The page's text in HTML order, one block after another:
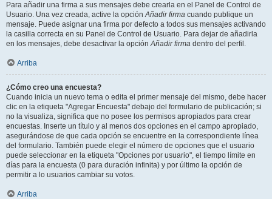
Para añadir una firma a sus mensajes debe crearla en el Panel de Control de
Usuario. Una vez creada, active la opciónAñadir firma cuando publique un
mensaje. Puede asignar una firma por defecto a todos sus mensajes activando
la casilla correcta en su Panel de Control de Usuario. Para dejar de añadirla
en los mensajes, debe desactivar la opciónAñadir firma dentro del perfil.
Arriba
¿Cómo creo una encuesta?
Cuando inicia un nuevo tema o edita el primer mensaje del mismo, debe hacer
clic en la etiqueta "Agregar Encuesta" debajo del formulario de publicación; si
no la visualiza, significa que no posee los permisos apropiados para crear
encuestas. Inserte un título y al menos dos opciones en el campo apropiado,
asegurándose de que cada opción se encuentre en la correspondiente línea
del formulario. También puede elegir el número de opciones que el usuario
puede seleccionar en la etiqueta "Opciones por usuario", el tiempo límite en
días para la encuesta (0 para duración infinita) y por último la opción de
permitir a lo usuarios cambiar su votos.
Arriba